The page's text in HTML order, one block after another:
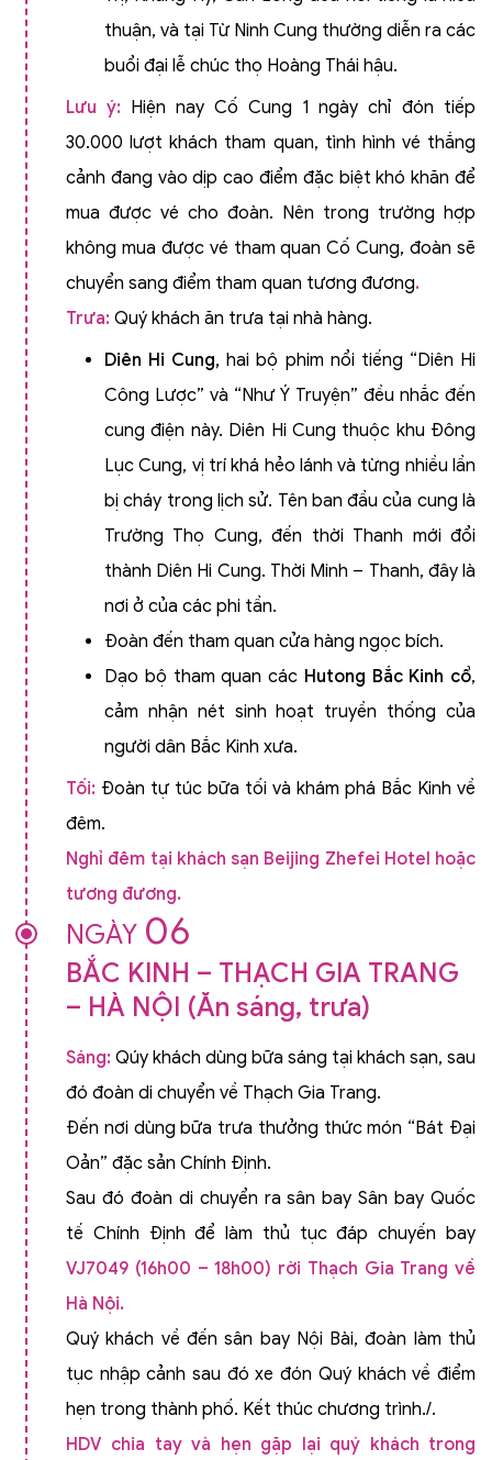
thuận, và tại Từ Ninh Cung thường diễn ra các
buổi đại lễ chúc thọ Hoàng Thái hậu.
Lưu ý: Hiện nay Cố Cung 1 ngày chỉ đón tiếp
30.000 lượt khách tham quan, tình hình vé thắng
cảnh đang vào dịp cao điểm đặc biệt khó khăn để
mua được vé cho đoàn. Nên trong trường hợp
không mua được vé tham quan Cố Cung, đoàn sẽ
chuyển sang điểm tham quan tương đương.
Trưa: Quý khách ăn trưa tại nhà hàng.
Diên Hi Cung,hai bộ phim nổi tiếng “Diên Hi
Công Lược” và “Như Ý Truyện” đều nhắc đến
cung điện này. Diên Hi Cung thuộc khu Đông
Lục Cung, vị trí khá hẻo lánh và từng nhiều lần
bị cháy trong lịch sử. Tên ban đầu của cung là
Trường Thọ Cung, đến thời Thanh mới đổi
thành Diên Hi Cung. Thời Minh – Thanh, đây là
nơi ở của các phi tần.
Đoàn đến tham quan cửa hàng ngọc bích.
Dạo bộ tham quan các Hutong Bắc Kinh cổ,
cảm nhận nét sinh hoạt truyền thống của
người dân Bắc Kinh xưa.
Tối: Đoàn tự túc bữa tối và khám phá Bắc Kinh về
đêm.
Nghỉ đêm tại khách sạn Beijing Zhefei Hotel hoặc
tương đương.
NGÀY 06
BẮC KINH – THẠCH GIA TRANG
– HÀ NỘI (Ăn sáng, trưa)
Sáng: Qúy khách dùng bữa sáng tại khách sạn, sau
đó đoàn di chuyển về Thạch Gia Trang.
Đến nơi dùng bữa trưa thưởng thức món “Bát Đại
Oản” đặc sản Chính Định.
Sau đó đoàn di chuyển ra sân bay Sân bay Quốc
tế Chính Định để làm thủ tục đáp chuyến bay
VJ7049 (16h00 – 18h00) rời Thạch Gia Trang về
Hà Nội.
Quý khách về đến sân bay Nội Bài, đoàn làm thủ
tục nhập cảnh sau đó xe đón Quý khách về điểm
hẹn trong thành phố. Kết thúc chương trình./.
HDV chia tay và hẹn gặp lại quý khách trong